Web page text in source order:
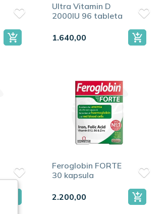
Ultra Vitamin D
2000IU 96 tableta
1.640,00
Feroglobin FORTE
30 kapsula
2.200,00